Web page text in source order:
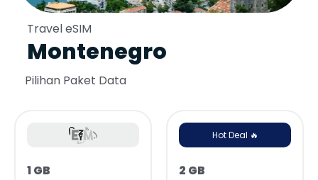
Travel eSIM
Montenegro
Pilihan Paket Data
1 GB
Hot Deal 🔥
2 GB